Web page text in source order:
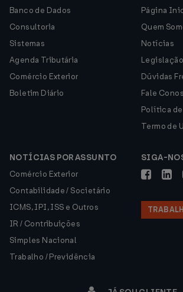
Banco de Dados
Consultoria
Sistemas
Agenda Tributária
Comércio Exterior
Boletim Diário
Página
Quem
Notícias
Legislação
Dúvidas
Fale
Política
Termo de
NOTÍCIAS POR ASSUNTO
Comércio Exterior
Contabilidade / Societário
ICMS, IPI, ISS e Outros
IR / Contribuições
Simples Nacional
Trabalho / Previdência
SIGA-